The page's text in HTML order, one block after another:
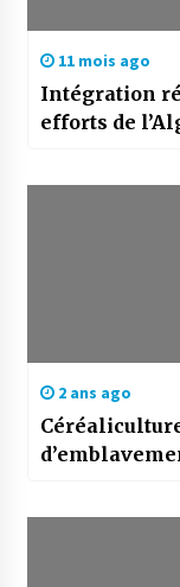
11 mois ago
Intégration
efforts de
2 ans ago